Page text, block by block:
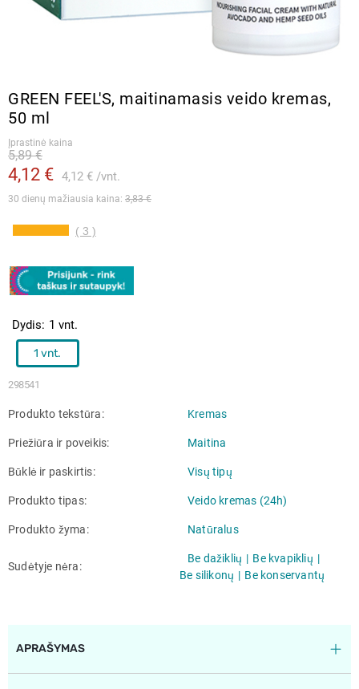
GREEN FEEL'S, maitinamasis veido kremas,
50 ml
Įprastinė kaina
4,12 € 4,12 € vnt.
5,89 €
30 dienų mažiausia kaina: 3,83 €
( 3 )
298541
Dydis 1 vnt.
1 vnt.
Produkto tekstūra Kremas
Priežiūra ir poveikis Maitina
Būklė ir paskirtis Visų tipų
Produkto tipas Veido kremas (24h)
Produkto žyma Natūralus
Sudėtyje nėra
Be dažiklių
Be kvapiklių
Be silikonų
Be konservantų
APRAŠYMAS